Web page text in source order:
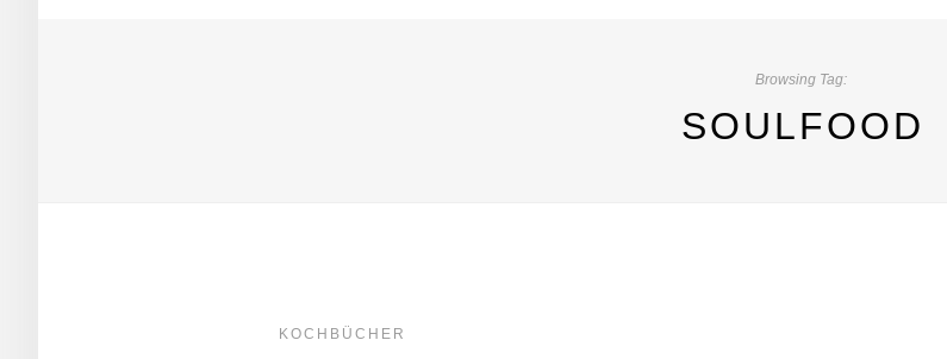
Browsing Tag:
SOULFOOD
KOCHBÜCHER